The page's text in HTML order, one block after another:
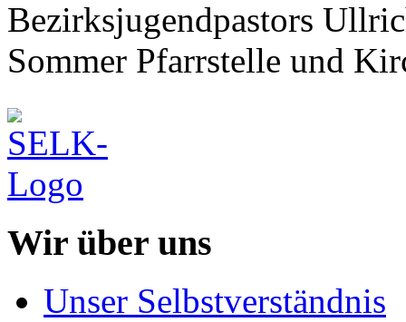
Bezirksjugendpastors
Sommer Pfarrstelle und
Wir über uns
Unser Selbstverständnis